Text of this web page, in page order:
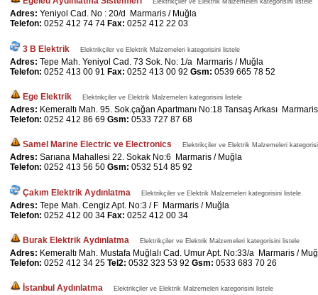
Elektrikçiler ve Elektrik Malzemeleri kategorisini listele
Adres: Yeniyol Cad. No : 20/d Marmaris / Muğla
Telefon: 0252 412 74 74 Fax: 0252 412 22 03
3 B Elektrik Elektrikçiler ve Elektrik Malzemeleri kategorisini listele
Adres: Tepe Mah. Yeniyol Cad. 73 Sok. No: 1/a Marmaris / Muğla
Telefon: 0252 413 00 91 Fax: 0252 413 00 92 Gsm: 0539 665 78 52
Ege Elektrik Elektrikçiler ve Elektrik Malzemeleri kategorisini listele
Adres: Kemeraltı Mah. 95. Sok.çağan Apartmanı No:18 Tansaş Arkası
Telefon: 0252 412 86 69 Gsm: 0533 727 87 68
Samel Marine Electric ve Electronics Elektrikçiler ve Elektrik Malzemeleri
Adres: Sarıana Mahallesi 22. Sokak No:6 Marmaris / Muğla
Telefon: 0252 413 56 50 Gsm: 0532 514 85 92
Çakım Elektrik Aydınlatma Elektrikçiler ve Elektrik Malzemeleri kategorisini listele
Adres: Tepe Mah. Cengiz Apt. No:3 / F Marmaris / Muğla
Telefon: 0252 412 00 34 Fax: 0252 412 00 34
Burak Elektrik Aydınlatma Elektrikçiler ve Elektrik Malzemeleri kategorisini listele
Adres: Kemeraltı Mah. Mustafa Muğlalı Cad. Umur Apt. No:33/a Marmaris /
Telefon: 0252 412 34 25 Tel2: 0532 323 53 92 Gsm: 0533 683 70 26
İstanbul Aydınlatma Elektrikçiler ve Elektrik Malzemeleri kategorisini listele